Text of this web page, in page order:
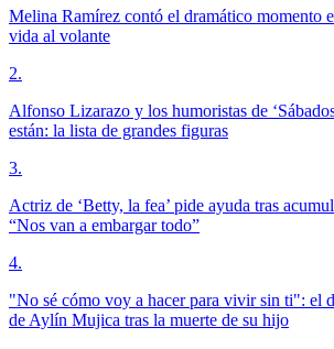
Melina Ramírez contó el dramático momento
vida al volante
2.
Alfonso Lizarazo y los humoristas de
están: la lista de grandes figuras
3.
Actriz de ‘Betty, la fea’ pide ayuda tras
“Nos van a embargar todo”
4.
"No sé cómo voy a hacer para vivir sin ti": el
de Aylín Mujica tras la muerte de su hijo